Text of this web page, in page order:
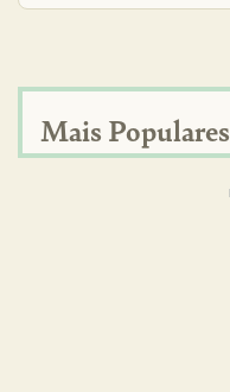
Mais Populares